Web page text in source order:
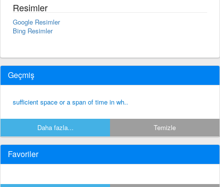
Resimler
Google Resimler
Bing Resimler
Geçmiş
sufficient space or a span of time in wh..
Daha fazla... Temizle
Favoriler